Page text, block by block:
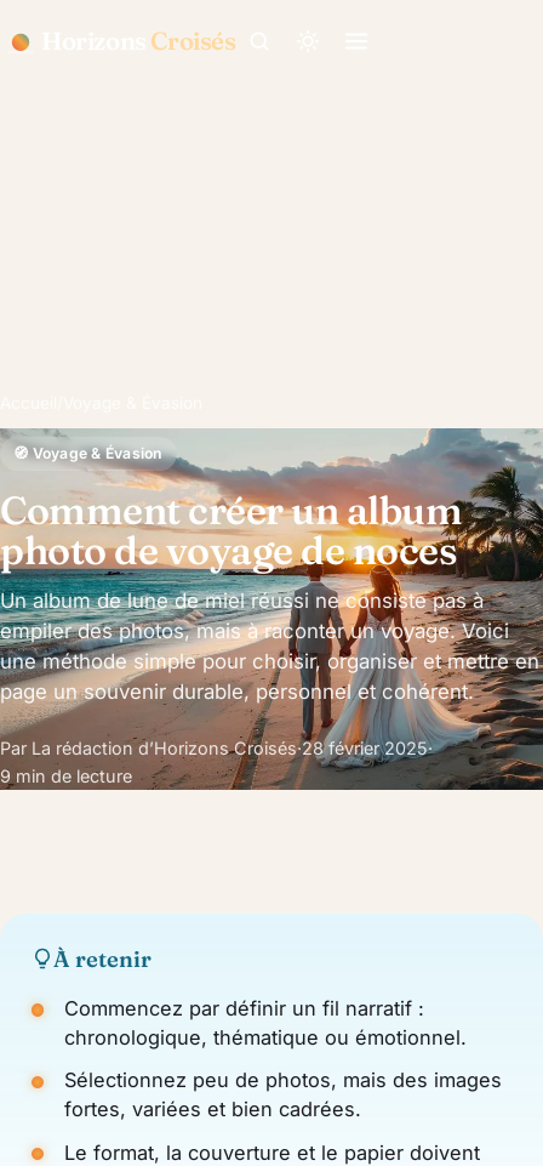
Croisés
🧭 Voyage & Évasion
Comment créer un album
photo de voyage de noces
Un album de lune de miel réussi ne consiste pas à
empiler des photos, mais à raconter un voyage. Voici
une méthode simple pour choisir, organiser et mettre en
page un souvenir durable, personnel et cohérent.
Par La rédaction d’Horizons Croisés·28 février 2025·
9 min de lecture
À retenir
Commencez par définir un fil narratif :
chronologique, thématique ou émotionnel.
Sélectionnez peu de photos, mais des images
fortes, variées et bien cadrées.
Le format, la couverture et le papier doivent